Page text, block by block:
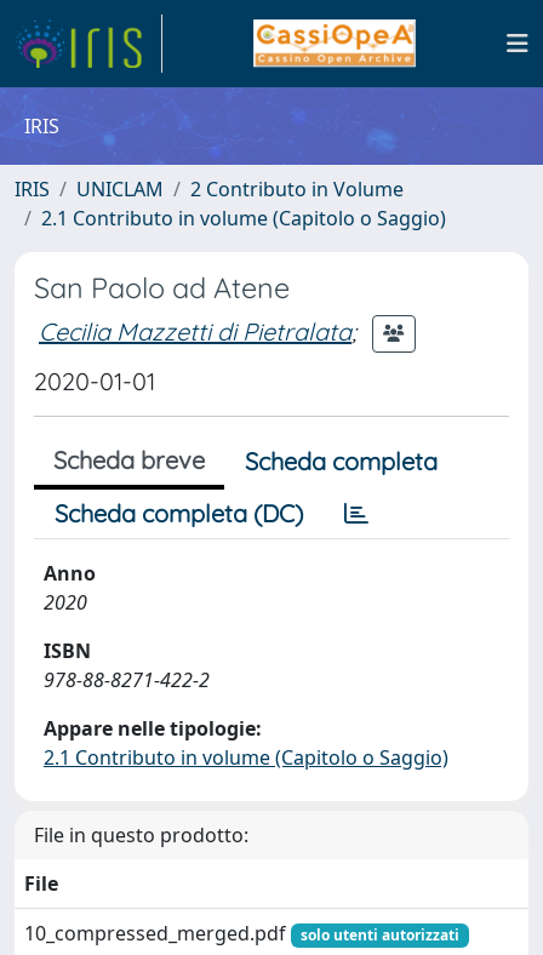
IRIS
IRIS UNICLAM
2 Contributo in Volume
2.1 Contributo in volume (Capitolo o Saggio)
San Paolo ad Atene
Cecilia Mazzetti di Pietralata;
2020-01-01
Scheda breve
Scheda completa
Scheda completa (DC)
Anno
2020
ISBN
978-88-8271-422-2
Appare nelle tipologie:
2.1 Contributo in volume (Capitolo o Saggio)
File in questo prodotto:
File
10_compressed_merged.pdf
solo utenti autorizzati